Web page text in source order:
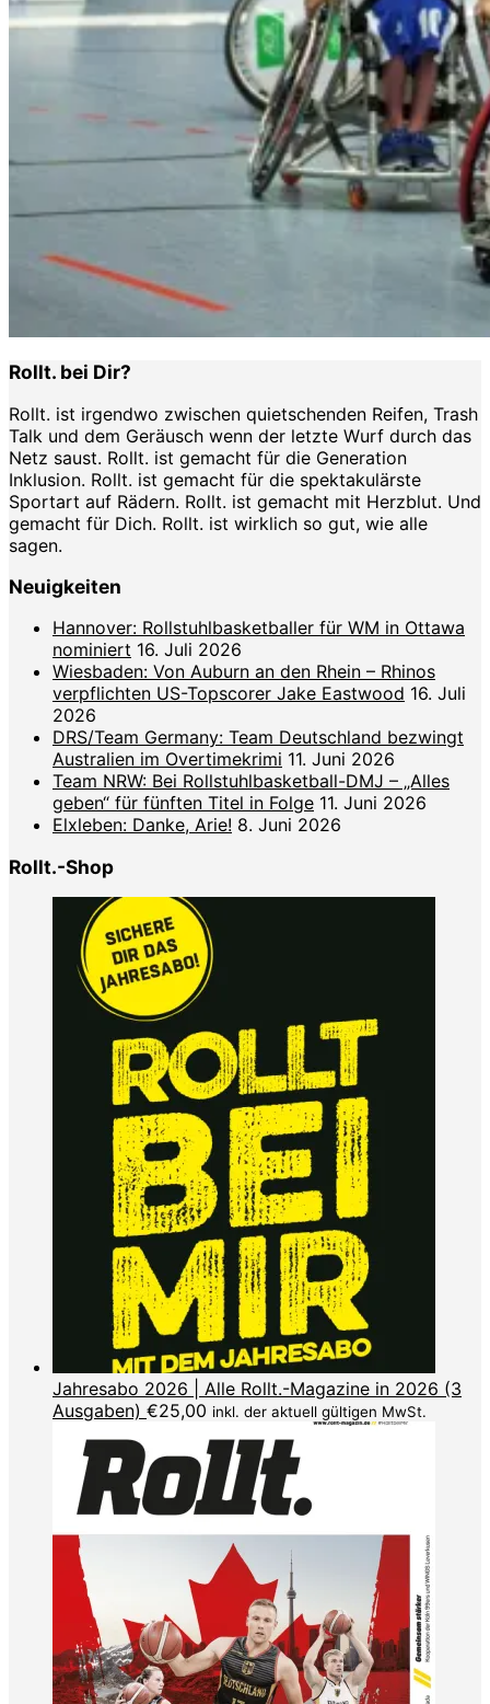
Rollt. bei Dir?
Rollt. ist irgendwo zwischen quietschenden Reifen, Trash
Talk und dem Geräusch wenn der letzte Wurf durch das
Netz saust. Rollt. ist gemacht für die Generation
Inklusion. Rollt. ist gemacht für die spektakulärste
Sportart auf Rädern. Rollt. ist gemacht mit Herzblut. Und
gemacht für Dich. Rollt. ist wirklich so gut, wie alle
sagen.
Neuigkeiten
Hannover: Rollstuhlbasketballer für WM in Ottawa
nominiert 16. Juli 2026
Wiesbaden: Von Auburn an den Rhein – Rhinos
verpflichten US-Topscorer Jake Eastwood 16. Juli
2026
DRS/Team Germany: Team Deutschland bezwingt
Australien im Overtimekrimi 11. Juni 2026
Team NRW: Bei Rollstuhlbasketball-DMJ – „Alles
geben“ für fünften Titel in Folge 11. Juni 2026
Elxleben: Danke, Arie! 8. Juni 2026
Rollt.-Shop
Jahresabo 2026 | Alle Rollt.-Magazine in 2026 (3
Ausgaben) €25,00 inkl. der aktuell gültigen MwSt.